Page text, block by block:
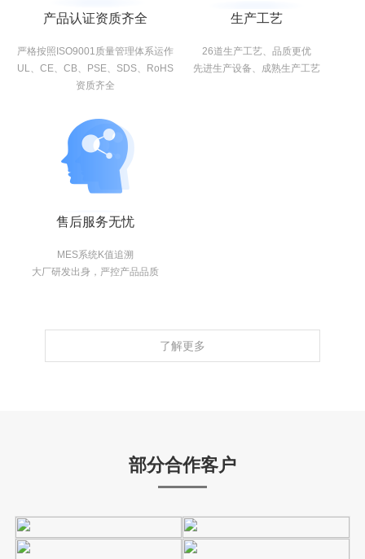
产品认证资质齐全
严格按照ISO9001质量管理体系运作
UL、CE、CB、PSE、SDS、RoHS
资质齐全
生产工艺
26道生产工艺、品质更优
先进生产设备、成熟生产工艺
售后服务无忧
MES系统K值追溯
大厂研发出身，严控产品品质
了解更多
部分合作客户